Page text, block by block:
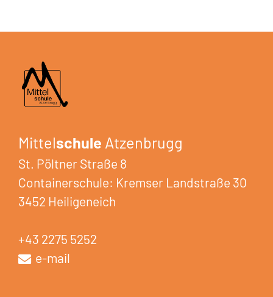
Mittelschule Atzenbrugg
St. Pöltner Straße 8
Containerschule: Kremser Landstraße 30
3452 Heiligeneich
+43 2275 5252
e-mail